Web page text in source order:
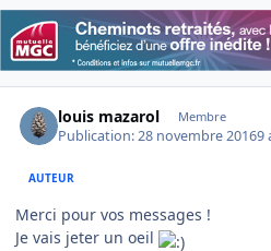
louis mazarol Membre
Publication:28 novembre 20169
AUTEUR
Merci pour vos messages !
Je vais jeter un oeil